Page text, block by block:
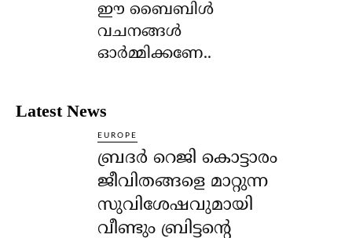
ഈ ബൈബിള്‍
വചനങ്ങള്‍
ഓര്‍മ്മിക്കണേ..
Latest News
EUROPE
ബ്രദർ റെജി കൊട്ടാരം
ജീവിതങ്ങളെ മാറ്റുന്ന
സുവിശേഷവുമായി
വീണ്ടും ബ്രിട്ടന്റെ